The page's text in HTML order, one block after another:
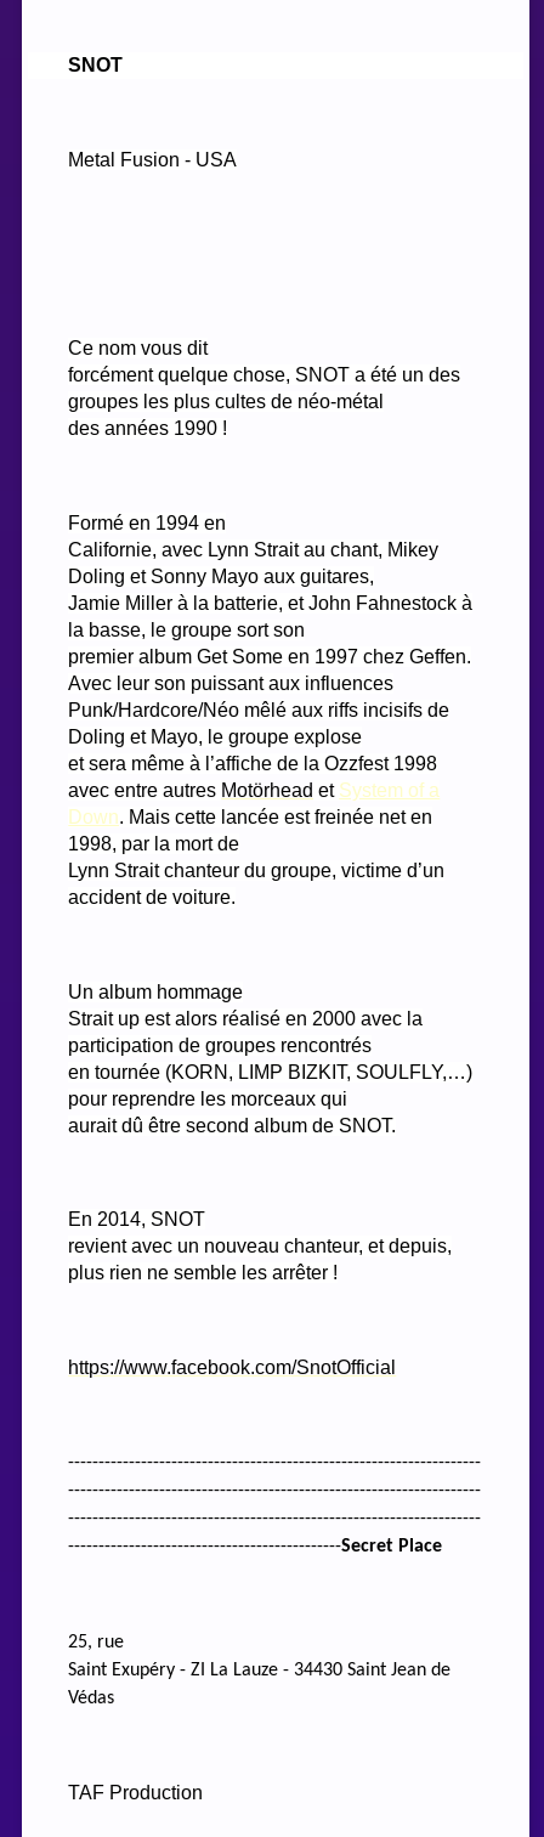
SNOT
Metal Fusion - USA
Ce nom vous dit
forcément quelque chose, SNOT a été un des
groupes les plus cultes de néo-métal
des années 1990 !
Formé en 1994 en
Californie, avec Lynn Strait au chant, Mikey
Doling et Sonny Mayo aux guitares,
Jamie Miller à la batterie, et John Fahnestock à
la basse, le groupe sort son
premier album Get Some en 1997 chez Geffen.
Avec leur son puissant aux influences
Punk/Hardcore/Néo mêlé aux riffs incisifs de
Doling et Mayo, le groupe explose
et sera même à l’affiche de la Ozzfest 1998
avec entre autres Motörhead et System of a
Down. Mais cette lancée est freinée net en
1998, par la mort de
Lynn Strait chanteur du groupe, victime d’un
accident de voiture.
Un album hommage
Strait up est alors réalisé en 2000 avec la
participation de groupes rencontrés
en tournée (KORN, LIMP BIZKIT, SOULFLY,…)
pour reprendre les morceaux qui
aurait dû être second album de SNOT.
En 2014, SNOT
revient avec un nouveau chanteur, et depuis,
plus rien ne semble les arrêter !
https://www.facebook.com/SnotOfficial
--------------------------------------------------------------------
--------------------------------------------------------------------
--------------------------------------------------------------------
---------------------------------------------Secret Place
25, rue
Saint Exupéry - ZI La Lauze - 34430 Saint Jean de
Védas
TAF Production